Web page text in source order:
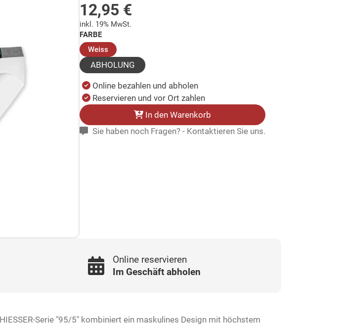
12,95 €
inkl. 19% MwSt.
FARBE
Weiss (ausgewählt)
ABHOLUNG
Online bezahlen und abholen
Reservieren und vor Ort zahlen
In den Warenkorb
Sie haben noch Fragen? - Kontaktieren Sie uns.
Online reservieren
Im Geschäft abholen
Serie "95/5" kombiniert ein maskulines Design mit höchstem